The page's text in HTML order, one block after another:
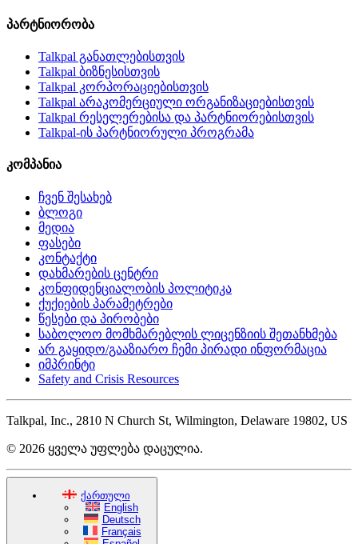
პარტნიორობა
Talkpal განათლებისთვის
Talkpal ბიზნესისთვის
Talkpal კორპორაციებისთვის
Talkpal არაკომერციული ორგანიზაციებისთვის
Talkpal რესელერებისა და პარტნიორებისთვის
Talkpal-ის პარტნიორული პროგრამა
კომპანია
ჩვენ შესახებ
ბლოგი
მედია
ფასები
კონტაქტი
დახმარების ცენტრი
კონფიდენციალობის პოლიტიკა
ქუქიების პარამეტრები
წესები და პირობები
საბოლოო მომხმარებლის ლიცენზიის შეთანხმება
არ გაყიდო/გააზიარო ჩემი პირადი ინფორმაცია
იმპრინტი
Safety and Crisis Resources
Talkpal, Inc., 2810 N Church St, Wilmington, Delaware 19802, US
© 2026 ყველა უფლება დაცულია.
ქართული
English
Deutsch
Français